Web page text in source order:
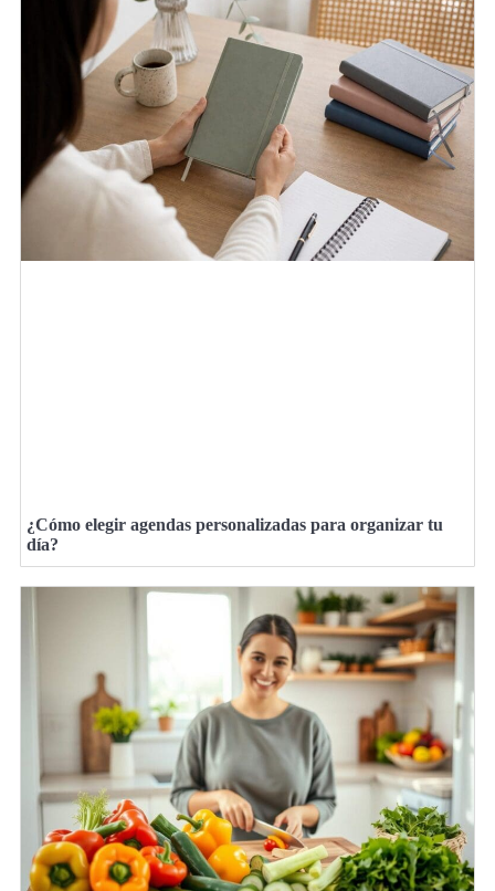
¿Cómo elegir agendas personalizadas para organizar tu
día?